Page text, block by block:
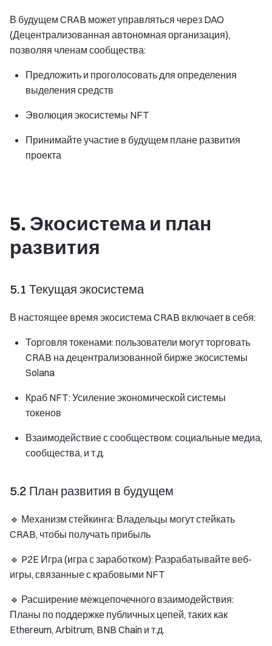
В будущем CRAB может управляться через DAO
(Децентрализованная автономная организация),
позволяя членам сообщества:
Предложить и проголосовать для определения
выделения средств
Эволюция экосистемы NFT
Принимайте участие в будущем плане развития
проекта
5. Экосистема и план
развития
5.1 Текущая экосистема
В настоящее время экосистема CRAB включает в себя:
Торговля токенами: пользователи могут торговать
CRAB на децентрализованной бирже экосистемы
Solana
Краб NFT: Усиление экономической системы
токенов
Взаимодействие с сообществом: социальные медиа,
сообщества, и т.д.
5.2 План развития в будущем
🔹 Механизм стейкинга: Владельцы могут стейкать
CRAB, чтобы получать прибыль
🔹 P2E Игра (игра с заработком): Разрабатывайте веб-
игры, связанные с крабовыми NFT
🔹 Расширение межцепочечного взаимодействия:
Планы по поддержке публичных цепей, таких как
Ethereum, Arbitrum, BNB Chain и т.д.